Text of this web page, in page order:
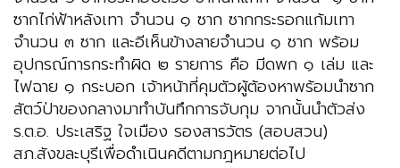
ซากไก่ฟ้าหลังเทา จำนวน ๑ ซาก ซากกระรอกแก้มเทา
จำนวน ๓ ซาก และอีเห็นข้างลายจำนวน ๑ ซาก พร้อม
อุปกรณ์การกระทำผิด ๒ รายการ คือ มีดพก ๑ เล่ม และ
ไฟฉาย ๑ กระบอก เจ้าหน้าที่คุมตัวผู้ต้องหาพร้อมนำซาก
สัตว์ป่าของกลางมาทำบันทึกการจับกุม จากนั้นนำตัวส่ง
ร.ต.อ. ประเสริฐ ใจเมือง รองสารวัตร (สอบสวน)
สภ.สังขละบุรีเพื่อดำเนินคดีตามกฎหมายต่อไป